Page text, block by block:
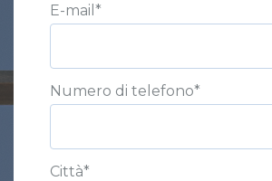
E-mail *
Numero di telefono*
Città*